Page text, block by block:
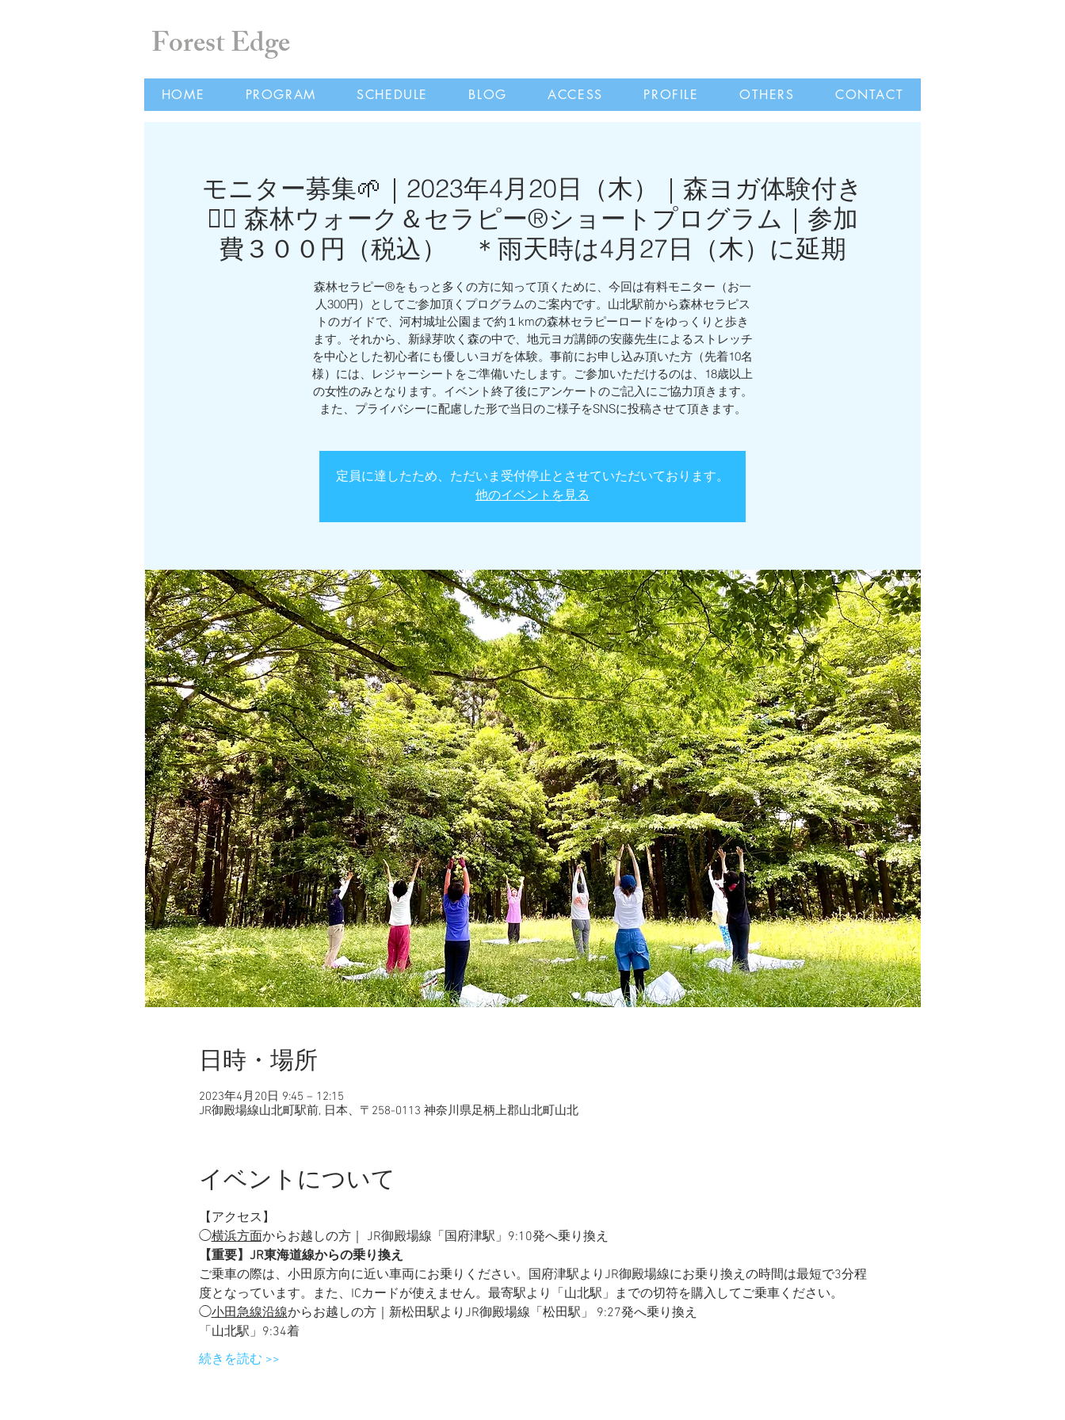
Forest Edge
HOME PROGRAM SCHEDULE BLOG ACCESS PROFILE OTHERS CONTACT
モニター募集🌱｜2023年4月20日（木）｜森ヨガ体験付き
🧘‍♀️ 森林ウォーク＆セラピー®︎ショートプログラム｜参加
費３００円（税込） ＊雨天時は4月27日（木）に延期
森林セラピー®︎をもっと多くの方に知って頂くために、今回は有料モニター（お一
人300円）としてご参加頂くプログラムのご案内です。山北駅前から森林セラピス
トのガイドで、河村城址公園まで約１kmの森林セラピーロードをゆっくりと歩き
ます。それから、新緑芽吹く森の中で、地元ヨガ講師の安藤先生によるストレッチ
を中心とした初心者にも優しいヨガを体験。事前にお申し込み頂いた方（先着10名
様）には、レジャーシートをご準備いたします。ご参加いただけるのは、18歳以上
の女性のみとなります。イベント終了後にアンケートのご記入にご協力頂きます。
また、プライバシーに配慮した形で当日のご様子をSNSに投稿させて頂きます。
定員に達したため、ただいま受付停止とさせていただいております。
他のイベントを見る
日時・場所
2023年4月20日 9:45 – 12:15
JR御殿場線山北町駅前, 日本、〒258-0113 神奈川県足柄上郡山北町山北
イベントについて
【アクセス】
◯横浜方面からお越しの方｜ JR御殿場線「国府津駅」9:10発へ乗り換え
【重要】JR東海道線からの乗り換え
ご乗車の際は、小田原方向に近い車両にお乗りください。国府津駅よりJR御殿場線にお乗り換えの時間は最短で3分程
度となっています。また、ICカードが使えません。最寄駅より「山北駅」までの切符を購入してご乗車ください。
◯小田急線沿線からお越しの方｜新松田駅よりJR御殿場線「松田駅」 9:27発へ乗り換え
「山北駅」9:34着
続きを読む >>